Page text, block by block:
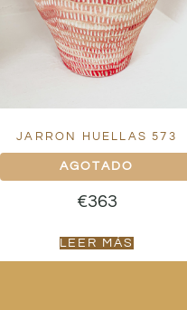
JARRON HUELLAS 573
€363
LEER MÁS